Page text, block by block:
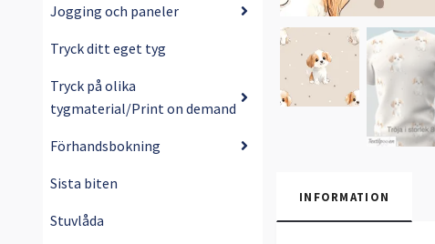
Jogging och paneler
Tryck ditt eget tyg
Tryck på olika
tygmaterial/Print on demand
Förhandsbokning
Sista biten
Stuvlåda
INFORMATION